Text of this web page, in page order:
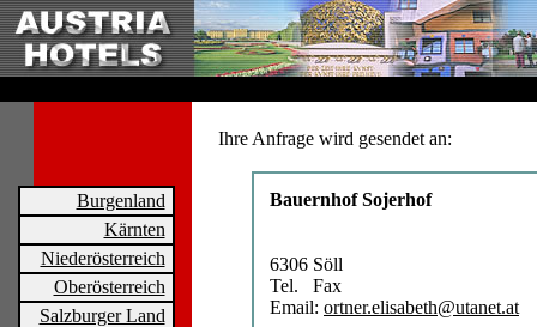
Burgenland
Kärnten
Niederösterreich
Oberösterreich
Salzburger Land
Ihre Anfrage wird gesendet an:
Bauernhof Sojerhof
6306 Söll
Tel. Fax
Email: ortner.elisabeth@utanet.at